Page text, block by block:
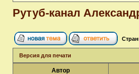
Рутуб-канал
Версия для печати
Автор